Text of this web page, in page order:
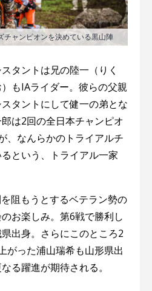
チャンピオンを決めている黒山陣
タントは兄の陸一（りく
もIAライダー。彼らの父親
タントにして健一の弟とな
は2回の全日本チャンピオ
、なんらかのトライアルチ
という、トライアル一家
阻もうとするベテラン勢の
お楽しみ。第6戦で勝利し
出身。さらにこのところ2
がった浦山瑞希も山形県出
る躍進が期待される。